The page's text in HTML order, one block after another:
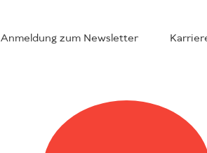
Anmeldung zum Newsletter